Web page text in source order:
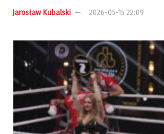
Jarosław Kubalski 2026-05-15 22:09